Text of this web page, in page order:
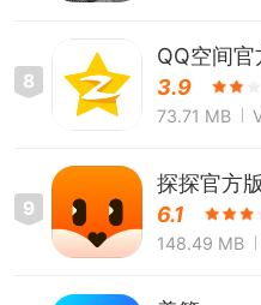
8
QQ空间官
3.9
73.71 MB
9
探探官方版
6.1
148.49 MB